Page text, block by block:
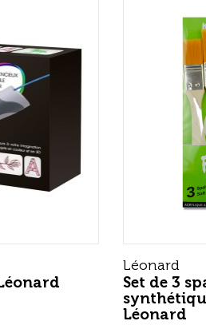
Léonard
Set de 3
Léonard